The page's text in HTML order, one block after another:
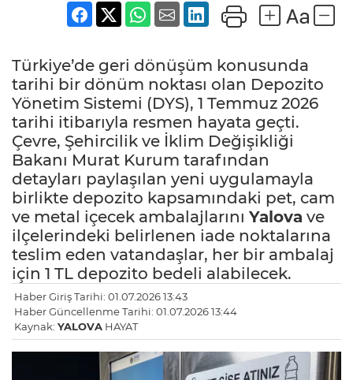
Türkiye’de geri dönüşüm konusunda
tarihi bir dönüm noktası olan Depozito
Yönetim Sistemi (DYS), 1 Temmuz 2026
tarihi itibarıyla resmen hayata geçti.
Çevre, Şehircilik ve İklim Değişikliği
Bakanı Murat Kurum tarafından
detayları paylaşılan yeni uygulamayla
birlikte depozito kapsamındaki pet, cam
ve metal içecek ambalajlarını Yalova ve
ilçelerindeki belirlenen iade noktalarına
teslim eden vatandaşlar, her bir ambalaj
için 1 TL depozito bedeli alabilecek.
Haber Giriş Tarihi: 01.07.2026 13:43
Haber Güncellenme Tarihi: 01.07.2026 13:44
Kaynak: YALOVA HAYAT